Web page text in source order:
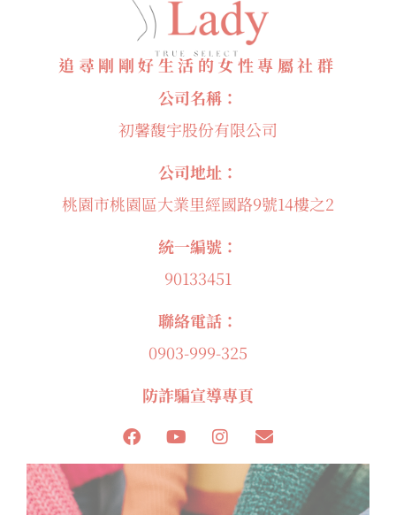
追尋剛剛好生活的女性專屬社群
公司名稱：
初馨馥宇股份有限公司
公司地址：
桃園市桃園區大業里經國路9號14樓之2
統一編號：
90133451
聯絡電話：
0903-999-325
防詐騙宣導專頁